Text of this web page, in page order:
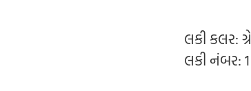
લકી કલર: ગ્રે
લકી નંબર: 1